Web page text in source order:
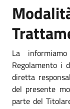
La
Regolamento i
diretta
del presente
parte del